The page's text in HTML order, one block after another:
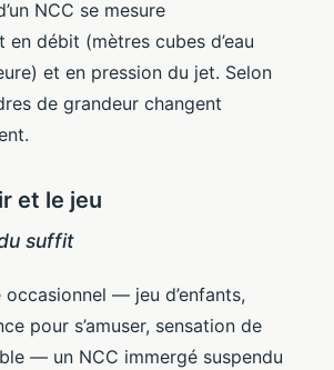
NCC se mesure
en débit (mètres cubes d’eau
et en pression du jet. Selon
de grandeur changent
et le jeu
suffit
occasionnel — jeu d’enfants,
pour s’amuser, sensation de
— un NCC immergé suspendu